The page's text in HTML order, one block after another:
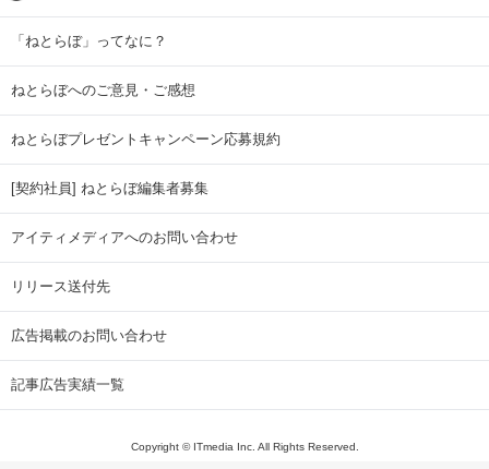
「ねとらぼ」ってなに？
ねとらぼへのご意見・ご感想
ねとらぼプレゼントキャンペーン応募規約
[契約社員] ねとらぼ編集者募集
アイティメディアへのお問い合わせ
リリース送付先
広告掲載のお問い合わせ
記事広告実績一覧
Copyright © ITmedia Inc. All Rights Reserved.